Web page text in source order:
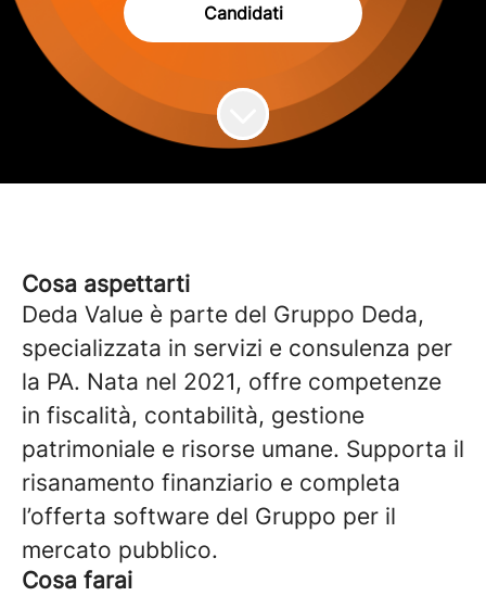
Candidati
Cosa aspettarti
Deda Value è parte del Gruppo Deda,
specializzata in servizi e consulenza per
la PA. Nata nel 2021, offre competenze
in fiscalità, contabilità, gestione
patrimoniale e risorse umane. Supporta il
risanamento finanziario e completa
l’offerta software del Gruppo per il
mercato pubblico.
Cosa farai